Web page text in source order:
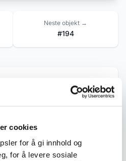
cookies
for å gi innhold og
for å levere sosiale
Neste objekt →
#194
Praktisk